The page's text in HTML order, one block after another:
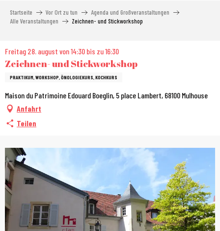
Startseite Vor Ort zu tun
Agenda und Großveranstaltungen
Alle Veranstaltungen
Zeichnen- und Stickworkshop
Freitag 28. august von 14:30 bis zu 16:30
Zeichnen- und Stickworkshop
PRAKTIKUM, WORKSHOP, ÖNOLOGIEKURS, KOCHKURS
Maison du Patrimoine Edouard Boeglin, 5 place Lambert, 68100 Mulhouse
Anfahrt
Teilen